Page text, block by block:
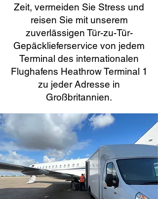
Zeit, vermeiden Sie Stress und
reisen Sie mit unserem
zuverlässigen Tür-zu-Tür-
Gepäcklieferservice von jedem
Terminal des internationalen
Flughafens Heathrow Terminal 1
zu jeder Adresse in
Großbritannien.